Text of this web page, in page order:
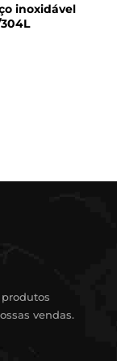
inoxidável
vendas.